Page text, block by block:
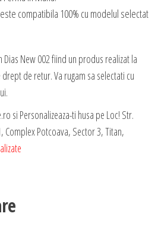
compatibila 100% cu modelul selectat
Dias New 002 fiind un produs realizat la
de retur. Va rugam sa selectati cu
si Personalizeaza-ti husa pe Loc! Str.
Complex Potcoava, Sector 3, Titan,